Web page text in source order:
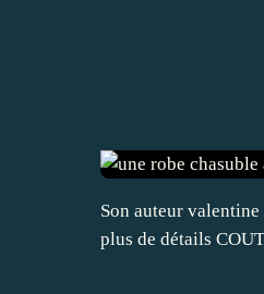
Son auteur
plus de détails